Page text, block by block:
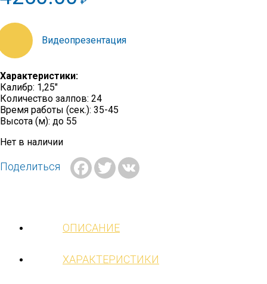
youtu.be/iiVRUbI4Bas
Характеристики:
Калибр: 1,25″
Количество залпов: 24
Время работы (сек.): 35-45
Высота (м): до 55
Нет в наличии
Поделиться Facebook
Twitter
ОПИСАНИЕ
ХАРАКТЕРИСТИКИ